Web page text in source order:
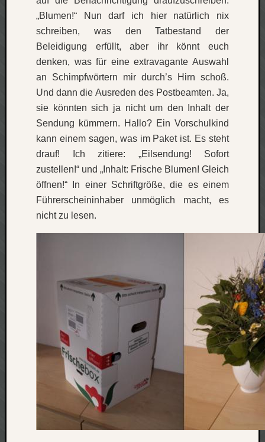
„Blumen!“ Nun darf ich hier natürlich nix
schreiben, was den Tatbestand der
Beleidigung erfüllt, aber ihr könnt euch
denken, was für eine extravagante Auswahl
an Schimpfwörtern mir durch’s Hirn schoß.
Und dann die Ausreden des Postbeamten. Ja,
sie könnten sich ja nicht um den Inhalt der
Sendung kümmern. Hallo? Ein Vorschulkind
kann einem sagen, was im Paket ist. Es steht
drauf! Ich zitiere: „Eilsendung! Sofort
zustellen!“ und „Inhalt: Frische Blumen! Gleich
öffnen!“ In einer Schriftgröße, die es einem
Führerscheininhaber unmöglich macht, es
nicht zu lesen.
werbung
wetter
wireless
wow